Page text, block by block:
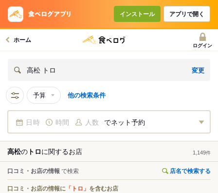
インストール アプリで開く
ホーム
ログイン
高松 トロ 変更
予算 他の検索条件
日時 時間 人数 でネット予約
高松の トロに関するお店 1,149件
口コミ・お店の情報 で検索 店名で検索する
口コミ・お店の情報に 「トロ」 を含むお店